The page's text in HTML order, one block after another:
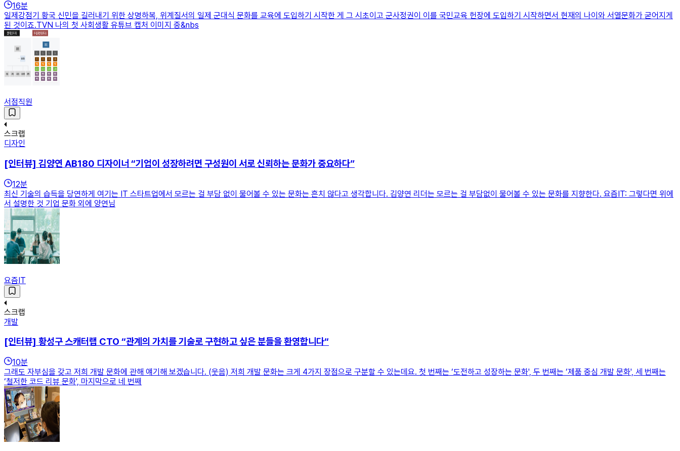
16분
일제강점기 황국 신민을 길러내기 위한 상명하복, 위계질서의 일제 군대식 문화를 교육에 도입하기 시작한 게 그 시초이고 군사정권이 이를 국민교육 헌장에 도입하기 시작하면서 현재의 나이와 서열문화가 굳어지게
된 것이죠.TVN 나의 첫 사회생활 유튜브 캡처 이미지 중&nbs
서점직원
스크랩
디자인
[인터뷰] 김양연 AB180 디자이너 “기업이 성장하려면 구성원이 서로 신뢰하는 문화가 중요하다”
12분
최신 기술의 습득을 당연하게 여기는 IT 스타트업에서 모르는 걸 부담 없이 물어볼 수 있는 문화는 흔치 않다고 생각합니다. 김양연 리더는 모르는 걸 부담없이 물어볼 수 있는 문화를 지향한다. 요즘IT: 그렇다면 위에
서 설명한 것 기업 문화 외에 양연님
요즘IT
스크랩
개발
[인터뷰] 황성구 스캐터랩 CTO “관계의 가치를 기술로 구현하고 싶은 분들을 환영합니다“
10분
그래도 자부심을 갖고 저희 개발 문화에 관해 얘기해 보겠습니다. (웃음) 저희 개발 문화는 크게 4가지 장점으로 구분할 수 있는데요. 첫 번째는 ‘도전하고 성장하는 문화', 두 번째는 ‘제품 중심 개발 문화', 세 번째는
‘철저한 코드 리뷰 문화', 마지막으로 네 번째